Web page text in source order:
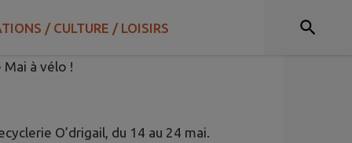
/ CULTURE / LOISIRS
Mai à vélo !
O’drigail, du 14 au 24 mai.